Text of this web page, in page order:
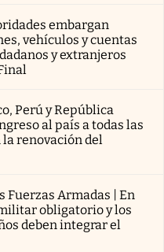
embargan
vehículos y cuentas
y extranjeros
Perú y República
al país a todas las
renovación del
Fuerzas Armadas | En
obligatorio y los
deben integrar el